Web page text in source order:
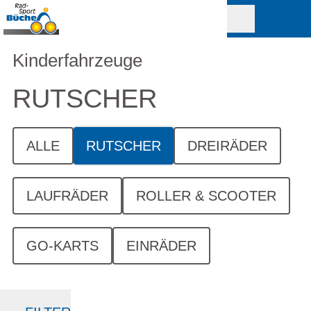
Kinderfahrzeuge
RUTSCHER
ALLE RUTSCHER DREIRÄDER
LAUFRÄDER ROLLER & SCOOTER
GO-KARTS EINRÄDER